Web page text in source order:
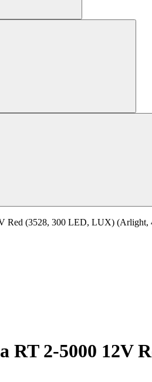
Red (3528, 300 LED, LUX) (Arlight,
RT 2-5000